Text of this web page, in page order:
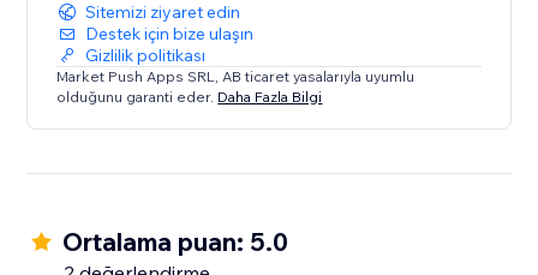
Sitemizi ziyaret edin
Destek için bize ulaşın
Gizlilik politikası
Market Push Apps SRL, AB ticaret yasalarıyla uyumlu
olduğunu garanti eder. Daha Fazla Bilgi
Ortalama puan: 5.0